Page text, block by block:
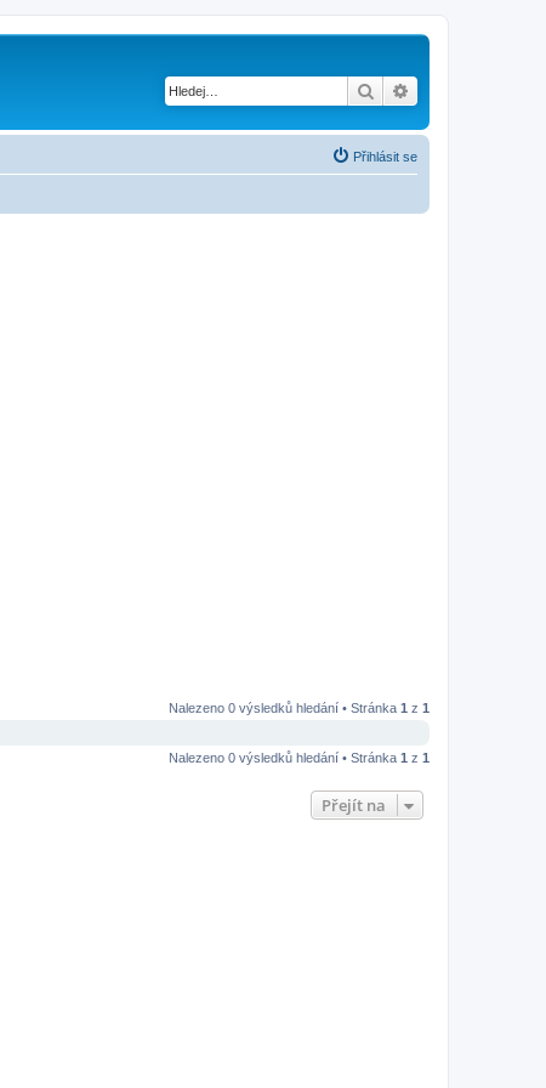
Hledat
Přihlásit se
Nalezeno 0 výsledků hledání • Stránka 1 z 1
Nalezeno 0 výsledků hledání • Stránka 1 z 1
Přejít na